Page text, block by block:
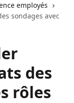
employés
sondages avec
des
rôles